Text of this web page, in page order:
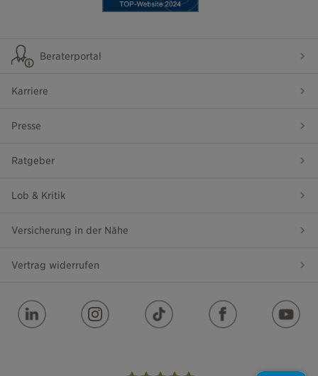
Beraterportal
Karriere
Presse
Ratgeber
Lob & Kritik
Versicherung in der Nähe
Vertrag widerrufen